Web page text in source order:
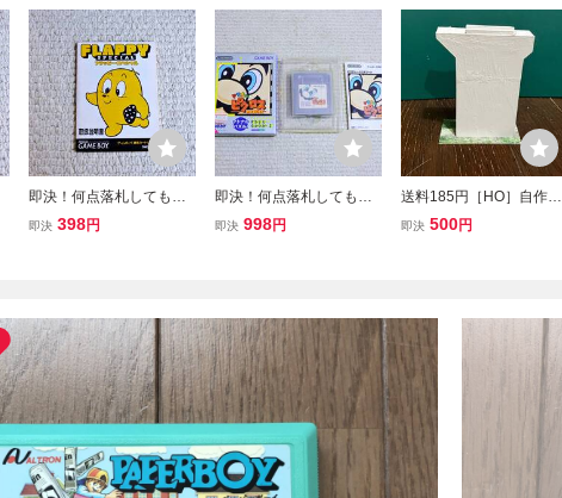
即決！何点落札しても送
料185円★ フラッピー
即決 398円
即決！何点落札しても送
料185円★ マリオのピ
即決 998円
送料185円［HO］自作品
のガーター橋のための橋
即決 500円